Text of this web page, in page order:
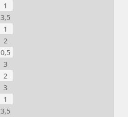
1
3,5
1
2
0,5
3
2
3
1
3,5